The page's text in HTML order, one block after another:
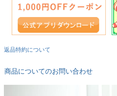
返品特約について
商品についてのお問い合わせ